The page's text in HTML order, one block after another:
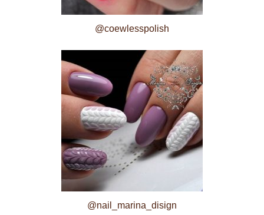
@coewlesspolish
@nail_marina_disign